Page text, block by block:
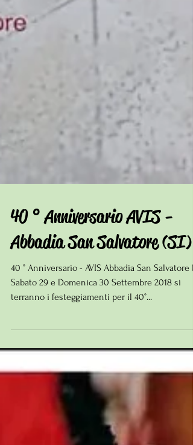
40 ° Anniversario AVIS -
Abbadia San Salvatore (SI)
Sabato 29 e Domenica 30 Settembre 2018 si